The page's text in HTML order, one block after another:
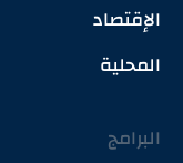
الإقتصاد
المحلية
البرامج